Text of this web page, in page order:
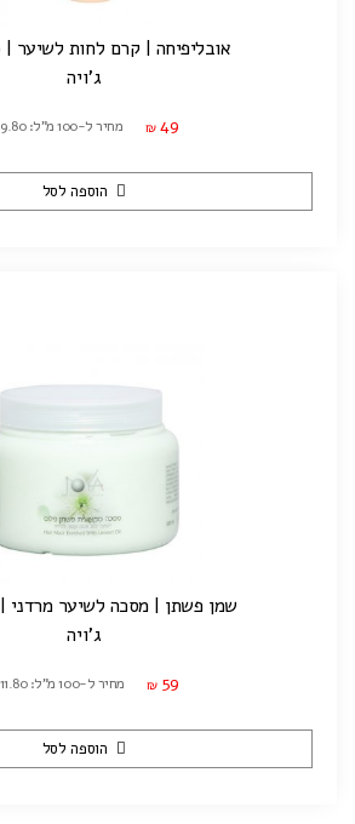
אובליפיחה | קרם לחות לשיער | 500 מ"ל
ג'ויה
₪ 49 מחיר ל-100 מ"ל: ₪9.80
הוספה לסל
שמן פשתן | מסכה לשיער מרדני | 500 מ"ל
ג'ויה
₪ 59 מחיר ל-100 מ"ל: ₪11.80
הוספה לסל